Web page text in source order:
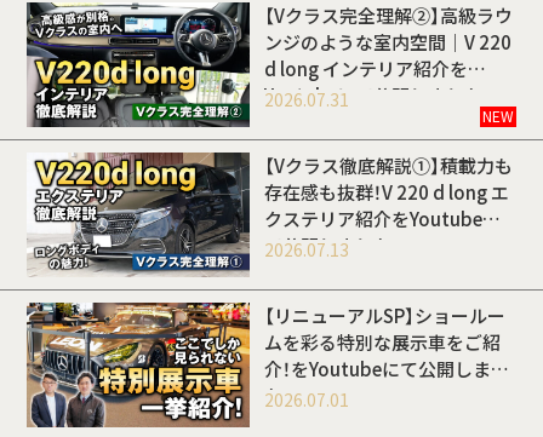
【Vクラス完全理解②】高級ラウ
ンジのような室内空間｜V 220
d long インテリア紹介を
Youtubeにて公開しました
2026.07.31
NEW
【Vクラス徹底解説①】積載力も
存在感も抜群！V 220 d long エ
クステリア紹介をYoutubeに
て公開しました
2026.07.13
【リニューアルSP】ショールー
ムを彩る特別な展示車をご紹
介！をYoutubeにて公開しまし
た
2026.07.01